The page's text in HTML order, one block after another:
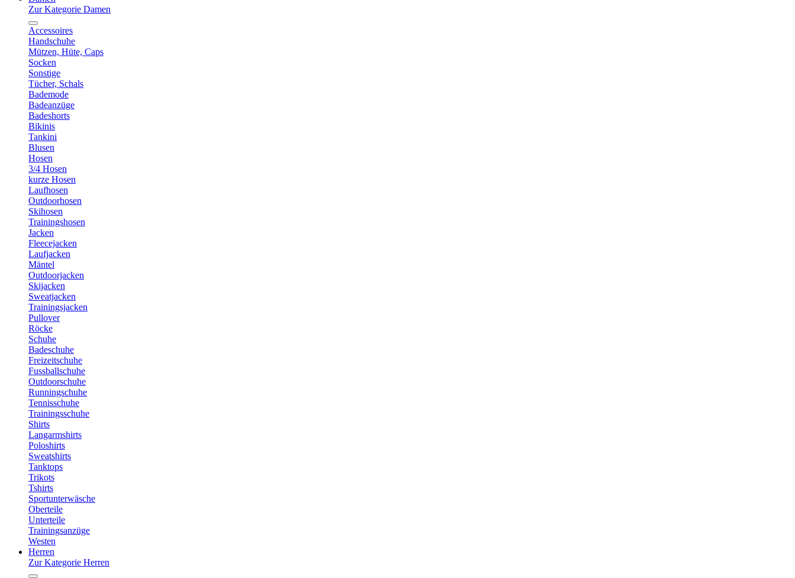
Zur Kategorie Damen
Accessoires
Handschuhe
Mützen, Hüte, Caps
Socken
Sonstige
Tücher, Schals
Bademode
Badeanzüge
Badeshorts
Bikinis
Tankini
Blusen
Hosen
3/4 Hosen
kurze Hosen
Laufhosen
Outdoorhosen
Skihosen
Trainingshosen
Jacken
Fleecejacken
Laufjacken
Mäntel
Outdoorjacken
Skijacken
Sweatjacken
Trainingsjacken
Pullover
Röcke
Schuhe
Badeschuhe
Freizeitschuhe
Fussballschuhe
Outdoorschuhe
Runningschuhe
Tennisschuhe
Trainingsschuhe
Shirts
Langarmshirts
Poloshirts
Sweatshirts
Tanktops
Trikots
Tshirts
Sportunterwäsche
Oberteile
Unterteile
Trainingsanzüge
Westen
Herren
Zur Kategorie Herren